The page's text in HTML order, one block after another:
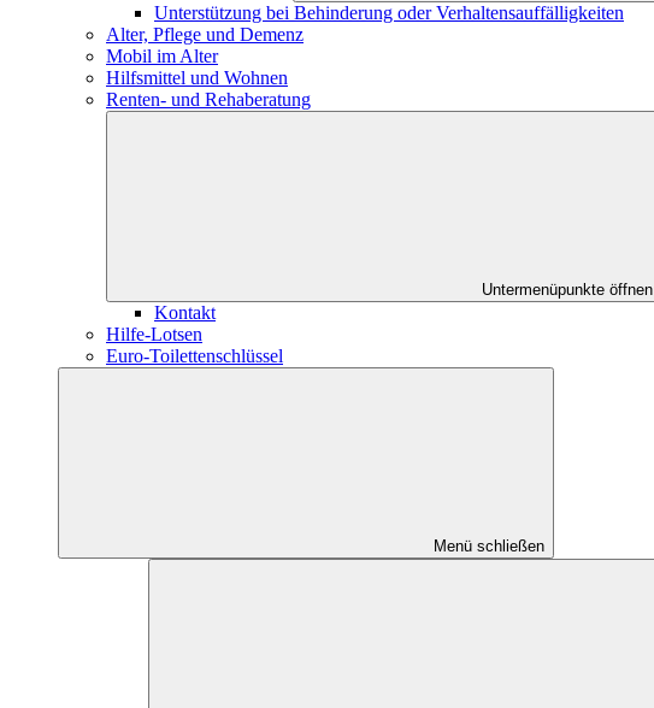
Unterstützung bei Behinderung oder Verhaltensauffälligkeiten
Alter, Pflege und Demenz
Mobil im Alter
Hilfsmittel und Wohnen
Renten- und Rehaberatung
Untermenüpunkte öffnen
Kontakt
Hilfe-Lotsen
Euro-Toilettenschlüssel
Menü schließen